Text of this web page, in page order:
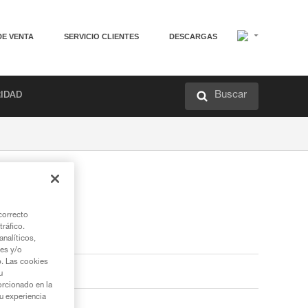
VENTA SERVICIO CLIENTES DESCARGAS
Buscar
y/o
Las cookies
en la
experiencia